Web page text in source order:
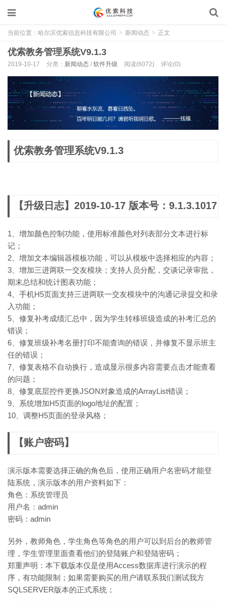
当前位置： 哈尔滨优索信息科技有限公司 > 新闻动态 > 正文
优索教务管理系统V9.1.3
2019-10-17 分类： 新闻动态 / 软件升级 阅读(6072) 评论(0)
优索教务管理系统V9.1.3
【升级日志】2019-10-17 版本号：9.1.3.1017
1、增加颜色控制功能，使用标准颜色对列表部分文本进行标
记；
2、增加文本编辑器模板功能，可以从模板中选择相应的内容；
3、增加三进两联一交友模块；支持人员分配，交谈记录审批，
期末总结和统计图表功能；
4、手机H5页面支持三进两联一交友模块中的沟通记录提交和录
入功能；
5、修复补考成绩汇总中，因为学生转移班级造成的补考汇总的
错误；
6、修复班级补考名册打印不能查询的错误，并修复不显示班主
任的错误；
7、修复表格不自动换行，造成显示很多内容需要点击才能查看
的问题；
8、修复底层控件更换JSON对象造成的ArrayList错误；
9、系统增加H5页面的logo地址的配置；
10、调整H5页面的登录风格；
【账户密码】
演示版本需要选择正确的角色后，使用正确用户名密码才能登
陆系统，演示版本的用户资料如下：
角色：系统管理员
用户名：admin
密码：admin
另外，教师角色，学生角色等角色的用户可以到后台的教师管
理，学生管理里面查看他们的登陆账户和登陆密码；
郑重声明：本下载版本仅是使用Access数据库进行演示的程
序，有功能限制；如果需要购买的用户请联系我们测试我方
SQLSERVER版本的正式系统；